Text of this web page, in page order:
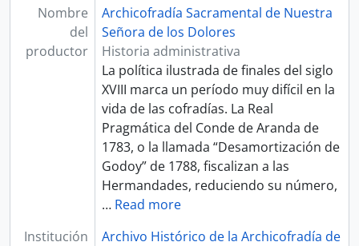
Nombre
del
productor
Archicofradía Sacramental de Nuestra
Señora de los Dolores
Historia administrativa
La política ilustrada de finales del siglo
XVIII marca un período muy difícil en la
vida de las cofradías. La Real
Pragmática del Conde de Aranda de
1783, o la llamada “Desamortización de
Godoy” de 1788, fiscalizan a las
Hermandades, reduciendo su número,
… Read more
Institución
Archivo Histórico de la Archicofradía de